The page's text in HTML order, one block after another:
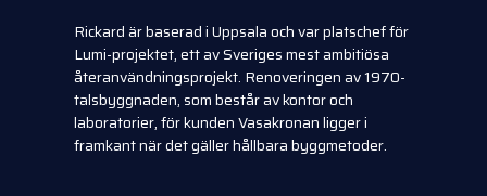
Rickard är baserad i Uppsala och var platschef för
Lumi-projektet, ett av Sveriges mest ambitiösa
återanvändningsprojekt. Renoveringen av 1970-
talsbyggnaden, som består av kontor och
laboratorier, för kunden Vasakronan ligger i
framkant när det gäller hållbara byggmetoder.